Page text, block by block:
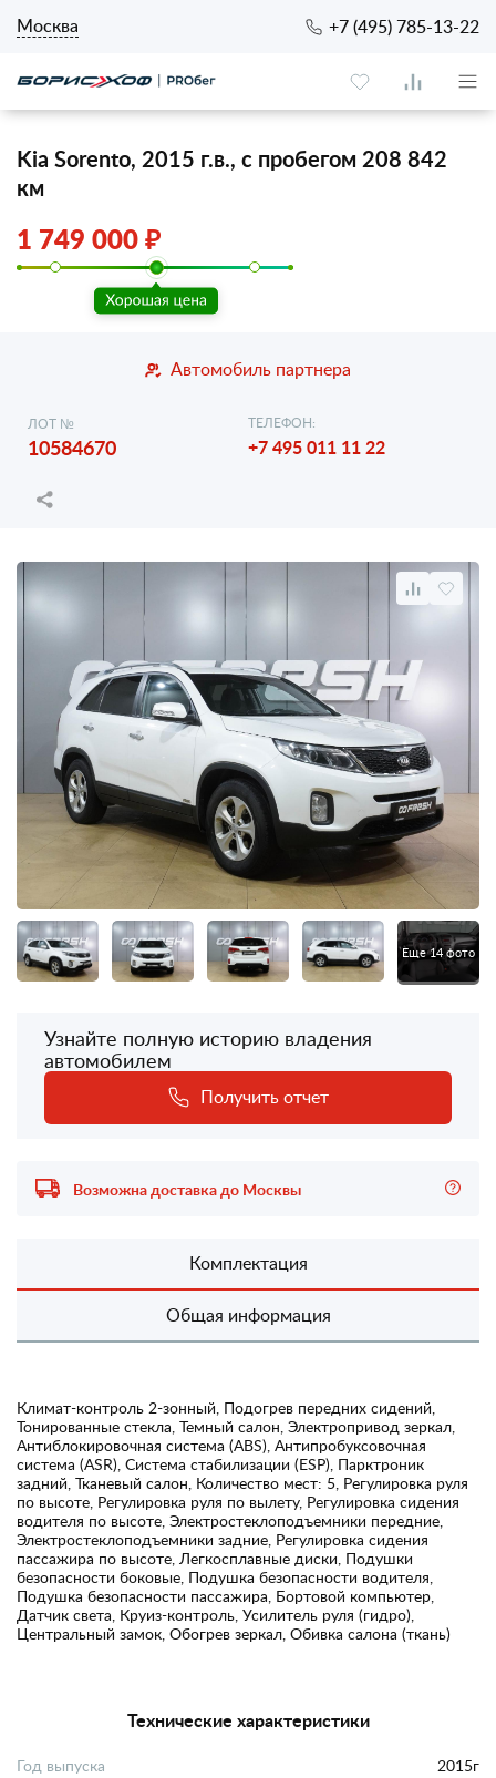
Москва +7 (495) 785-13-22
Kia Sorento, 2015 г.в., с пробегом 208 842
км
1 749 000 ₽
Автомобиль партнера
ЛОТ №
10584670
ТЕЛЕФОН:
+7 495 011 11 22
Еще 14 фото
Узнайте полную историю владения
автомобилем
Получить отчет
Возможна доставка до Москвы
Комплектация
Общая информация
Климат-контроль 2-зонный, Подогрев передних сидений,
Тонированные стекла, Темный салон, Электропривод зеркал,
Антиблокировочная система (ABS), Антипробуксовочная
система (ASR), Система стабилизации (ESP), Парктроник
задний, Тканевый салон, Количество мест: 5, Регулировка руля
по высоте, Регулировка руля по вылету, Регулировка сидения
водителя по высоте, Электростеклоподъемники передние,
Электростеклоподъемники задние, Регулировка сидения
пассажира по высоте, Легкосплавные диски, Подушки
безопасности боковые, Подушка безопасности водителя,
Подушка безопасности пассажира, Бортовой компьютер,
Датчик света, Круиз-контроль, Усилитель руля (гидро),
Центральный замок, Обогрев зеркал, Обивка салона (ткань)
Технические характеристики
Год выпуска 2015г